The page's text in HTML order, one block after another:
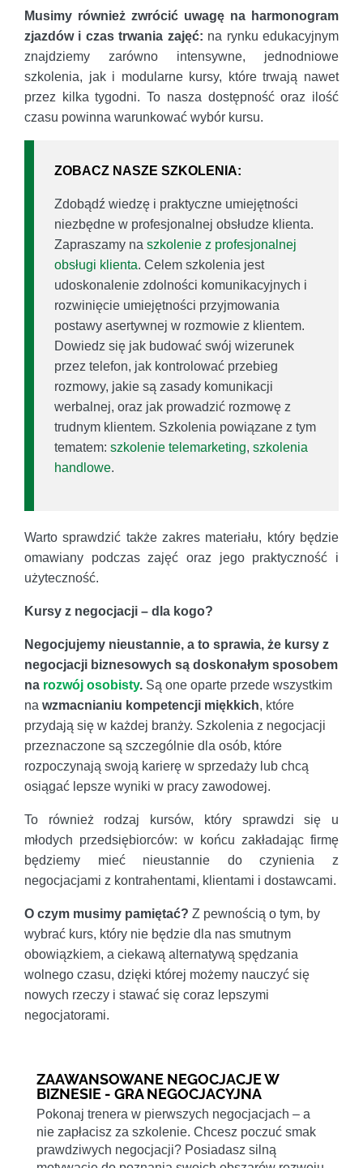
Musimy również zwrócić uwagę na harmonogram
zjazdów i czas trwania zajęć: na rynku edukacyjnym
znajdziemy zarówno intensywne, jednodniowe
szkolenia, jak i modularne kursy, które trwają nawet
przez kilka tygodni. To nasza dostępność oraz ilość
czasu powinna warunkować wybór kursu.
ZOBACZ NASZE SZKOLENIA:
Zdobądź wiedzę i praktyczne umiejętności
niezbędne w profesjonalnej obsłudze klienta.
Zapraszamy na szkolenie z profesjonalnej
obsługi klienta. Celem szkolenia jest
udoskonalenie zdolności komunikacyjnych i
rozwinięcie umiejętności przyjmowania
postawy asertywnej w rozmowie z klientem.
Dowiedz się jak budować swój wizerunek
przez telefon, jak kontrolować przebieg
rozmowy, jakie są zasady komunikacji
werbalnej, oraz jak prowadzić rozmowę z
trudnym klientem. Szkolenia powiązane z tym
tematem: szkolenie telemarketing, szkolenia
handlowe.
Warto sprawdzić także zakres materiału, który będzie
omawiany podczas zajęć oraz jego praktyczność i
użyteczność.
Kursy z negocjacji – dla kogo?
Negocjujemy nieustannie, a to sprawia, że kursy z
negocjacji biznesowych są doskonałym sposobem
na rozwój osobisty. Są one oparte przede wszystkim
na wzmacnianiu kompetencji miękkich, które
przydają się w każdej branży. Szkolenia z negocjacji
przeznaczone są szczególnie dla osób, które
rozpoczynają swoją karierę w sprzedaży lub chcą
osiągać lepsze wyniki w pracy zawodowej.
To również rodzaj kursów, który sprawdzi się u
młodych przedsiębiorców: w końcu zakładając firmę
będziemy mieć nieustannie do czynienia z
negocjacjami z kontrahentami, klientami i dostawcami.
O czym musimy pamiętać? Z pewnością o tym, by
wybrać kurs, który nie będzie dla nas smutnym
obowiązkiem, a ciekawą alternatywą spędzania
wolnego czasu, dzięki której możemy nauczyć się
nowych rzeczy i stawać się coraz lepszymi
negocjatorami.
ZAAWANSOWANE NEGOCJACJE W
BIZNESIE - GRA NEGOCJACYJNA
Pokonaj trenera w pierwszych negocjacjach – a
nie zapłacisz za szkolenie. Chcesz poczuć smak
prawdziwych negocjacji? Posiadasz silną